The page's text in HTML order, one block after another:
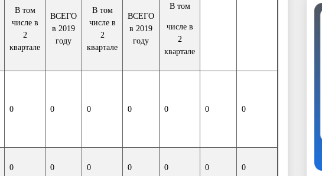
В том
числе в
2
квартале
ВСЕГО
в 2019
году
В том
числе в
2
квартале
ВСЕГО
в 2019
году
В том
числе в
2
квартале
0 0 0 0 0 0 0
0 0 0 0 0 0 0